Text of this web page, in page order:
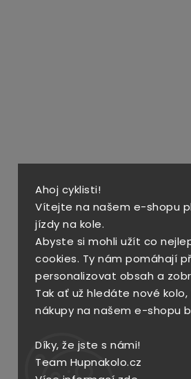
Ahoj cyklisti!
Vítejte na našem e-shopu
jízdy na kole.
Abyste si mohli užít co
cookies. Ty nám pomáhají
personalizovat obsah a
Tak ať už hledáte nové
nákupy na našem e-shopu
Díky, že jste s námi!
Team Hupnakolo.cz